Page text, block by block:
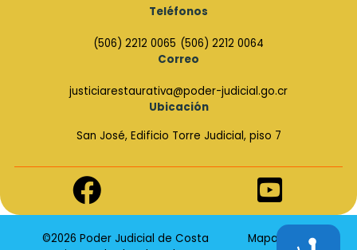
Accesibilidad
Teléfonos
(506) 2212 0065 (506) 2212 0064
Correo
justiciarestaurativa@poder-judicial.go.cr
Ubicación
San José, Edificio Torre Judicial, piso 7
Enlace
de
Facebook
Youtube
©2026 Poder Judicial de Costa
Mapa de Sitio